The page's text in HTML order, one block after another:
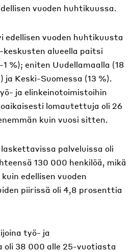
vuoden huhtikuussa.
vuoden huhtikuusta
keskusten alueella paitsi
%); eniten Uudellamaalla (18
ja Keski-Suomessa (13 %).
ja elinkeinotoimistoihin
lomautettuja oli 26
kuin vuosi sitten.
palveluissa oli
130 000 henkilöä, mikä
edellisen vuoden
piirissä oli 4,8 prosenttia
työ- ja
oli 38 000 alle 25-vuotiasta